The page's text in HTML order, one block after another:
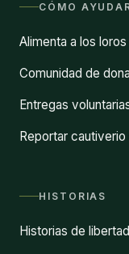
CÓMO
Alimenta a los
Comunidad de
Entregas
Reportar
HISTORIAS
Historias de libertad